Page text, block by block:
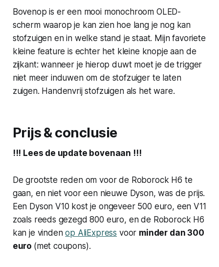
Bovenop is er een mooi monochroom OLED-
scherm waarop je kan zien hoe lang je nog kan
stofzuigen en in welke stand je staat. Mijn favoriete
kleine feature is echter het kleine knopje aan de
zijkant: wanneer je hierop duwt moet je de trigger
niet meer induwen om de stofzuiger te laten
zuigen. Handenvrij stofzuigen als het ware.
Prijs & conclusie
!!! Lees de update bovenaan !!!
De grootste reden om voor de Roborock H6 te
gaan, en niet voor een nieuwe Dyson, was de prijs.
Een Dyson V10 kost je ongeveer 500 euro, een V11
zoals reeds gezegd 800 euro, en de Roborock H6
kan je vindenop AliExpress voor minder dan 300
euro (met coupons).